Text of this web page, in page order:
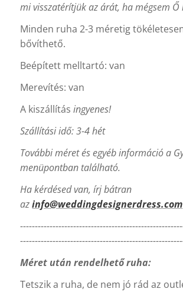
mi visszatérítjük az árát, ha mégsem
Minden ruha 2-3 méretig
bővíthető.
Beépített melltartó: van
Merevítés: van
A kiszállításingyenes!
Szállítási idő: 3-4 hét
További méret és egyéb információ a
menüpontban található.
Ha kérdésed van, írj bátran
azinfo@weddingdesignerdress.com
Méret után rendelhető ruha:
Tetszik a ruha, de nem jó rád az